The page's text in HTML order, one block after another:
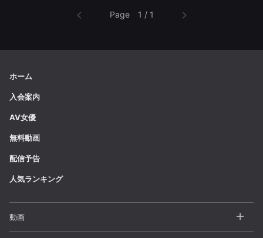
Page 1 / 1
ホーム
入会案内
AV女優
無料動画
配信予告
人気ランキング
動画